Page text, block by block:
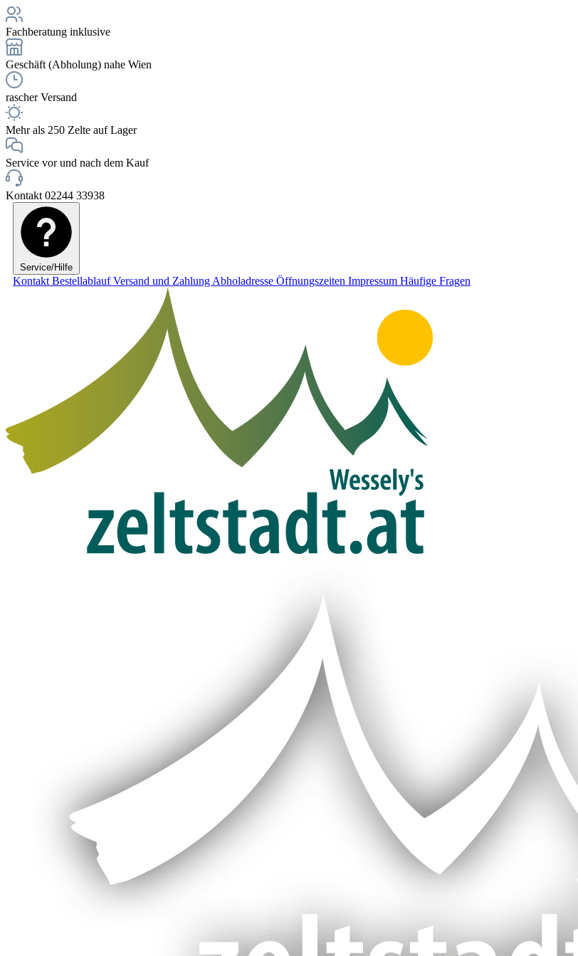
Fachberatung inklusive
Geschäft (Abholung) nahe Wien
rascher Versand
Mehr als 250 Zelte auf Lager
Service vor und nach dem Kauf
Kontakt 02244 33938
Service/Hilfe
Kontakt BestellablaufVersand und Zahlung Abholadresse Öffnungszeiten Impressum Häufige Fragen